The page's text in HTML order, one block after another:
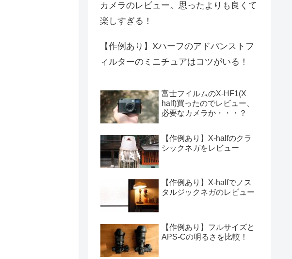
カメラのレビュー。思ったよりも良くて
楽しすぎる！
【作例あり】Xハーフのアドバンストフ
ィルターのミニチュアはコツがいる！
富士フイルムのX-HF1(X
half)買ったのでレビュー、
必要なカメラか・・・？
【作例あり】X-halfのクラ
シックネガをレビュー
【作例あり】X-halfでノス
タルジックネガのレビュー
【作例あり】フルサイズと
APS-Cの明るさを比較！